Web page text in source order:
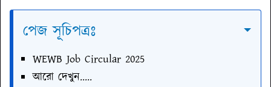
পেজ সূচিপত্রঃ
WEWB Job Circular 2025
আরো দেখুন.....